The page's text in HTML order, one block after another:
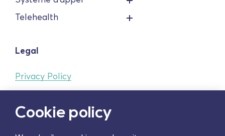
Cookie policy
Telehealth
Legal
Privacy Policy
Cookie Policy
070-numéros